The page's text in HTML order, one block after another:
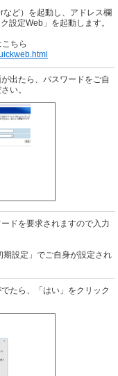
ど）を起動し、アドレス欄
設定Web」を起動します。
ちら
出たら、パスワードをご自
い。
ドを要求されますので入力
設定」でご自身が設定され
たら、「はい」をクリック